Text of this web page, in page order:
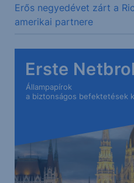
Erős negyedévet zárt a
amerikai partnere
Erste
Állampapírok
a biztonságos befektetések